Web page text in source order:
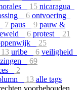
15 nicaragua
6 ontvoering
7 paus 9 pauw &
6 protest
21
25
13 uribe 6 veiligheid
69
2
13 alle tags
voorbehouden.